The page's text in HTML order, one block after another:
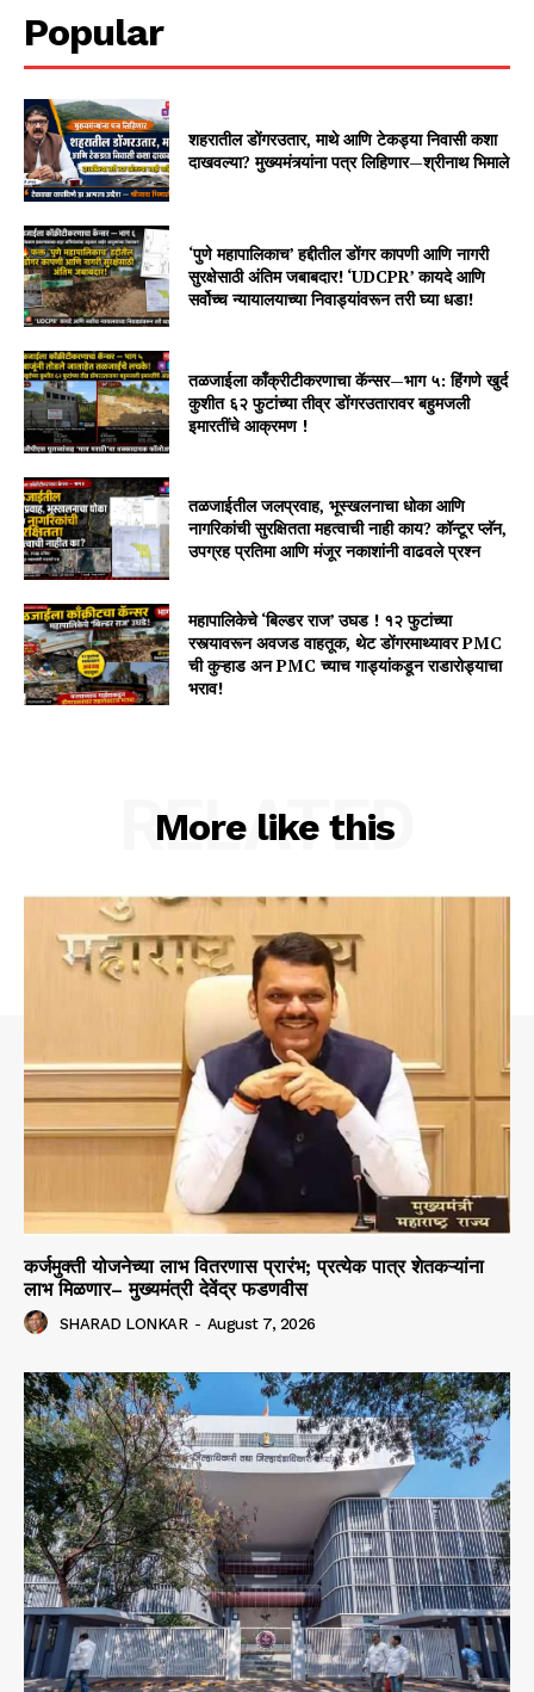
Popular
शहरातील डोंगरउतार, माथे आणि टेकड्या निवासी कशा
दाखवल्या? मुख्यमंत्र्यांना पत्र लिहिणार—श्रीनाथ भिमाले
‘पुणे महापालिकाच’ हद्दीतील डोंगर कापणी आणि नागरी
सुरक्षेसाठी अंतिम जबाबदार! ‘UDCPR’ कायदे आणि
सर्वोच्च न्यायालयाच्या निवाड्यांवरून तरी घ्या धडा!
तळजाईला काँक्रीटीकरणाचा कॅन्सर—भाग ५: हिंगणे खुर्द
कुशीत ६२ फुटांच्या तीव्र डोंगरउतारावर बहुमजली
इमारतींचे आक्रमण !
तळजाईतील जलप्रवाह, भूस्खलनाचा धोका आणि
नागरिकांची सुरक्षितता महत्वाची नाही काय? कॉन्टूर प्लॅन,
उपग्रह प्रतिमा आणि मंजूर नकाशांनी वाढवले प्रश्न
महापालिकेचे ‘बिल्डर राज’ उघड ! १२ फुटांच्या
रस्त्यावरून अवजड वाहतूक, थेट डोंगरमाथ्यावर PMC
ची कुऱ्हाड अन PMC च्याच गाड्यांकडून राडारोड्याचा
भराव!
More like this
RELATED
कर्जमुक्ती योजनेच्या लाभ वितरणास प्रारंभ; प्रत्येक पात्र शेतकऱ्यांना
लाभ मिळणार– मुख्यमंत्री देवेंद्र फडणवीस
SHARAD LONKAR - August 7, 2026